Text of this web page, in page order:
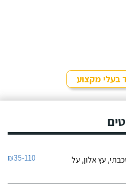
בעלי מקצוע
עץ אלון, על
₪35-110